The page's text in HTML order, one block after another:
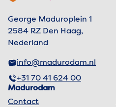
George Maduroplein 1
2584 RZ Den Haag,
Nederland
info@madurodam.nl
+31 70 41 624 00
Madurodam
Contact